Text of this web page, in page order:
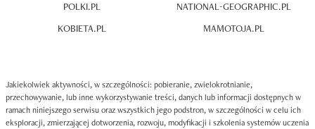
POLKI.PL
KOBIETA.PL
NATIONAL-GEOGRAPHIC.PL
MAMOTOJA.PL
Jakiekolwiek aktywności, w szczególności: pobieranie, zwielokrotnianie,
przechowywanie, lub inne wykorzystywanie treści, danych lub informacji dostępnych w
ramach niniejszego serwisu oraz wszystkich jego podstron, w szczególności w celu ich
eksploracji, zmierzającej dotworzenia, rozwoju, modyfikacji i szkolenia systemów uczenia